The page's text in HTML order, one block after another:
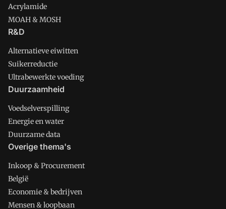
Acrylamide
MOAH & MOSH
R&D
Alternatieve eiwitten
Suikerreductie
Ultrabewerkte voeding
Duurzaamheid
Voedselverspilling
Energie en water
Duurzame data
Overige thema's
Inkoop & Procurement
België
Economie & bedrijven
Mensen & loopbaan